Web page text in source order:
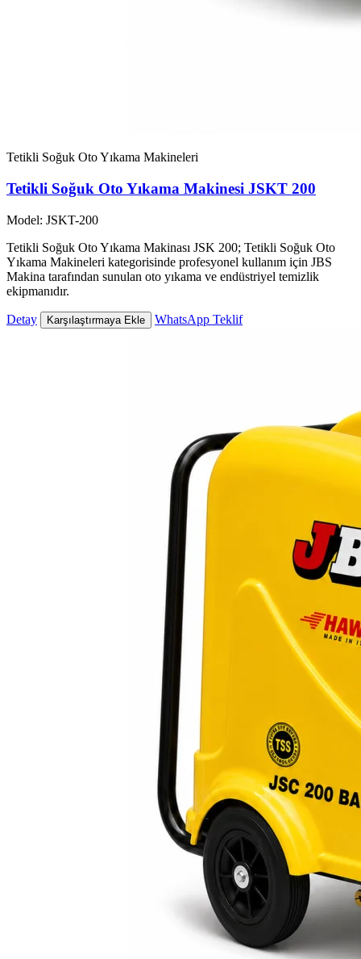
Tetikli Soğuk Oto Yıkama Makineleri
Tetikli Soğuk Oto Yıkama Makinesi JSKT 200
Model: JSKT-200
Tetikli Soğuk Oto Yıkama Makinası JSK 200; Tetikli Soğuk Oto
Yıkama Makineleri kategorisinde profesyonel kullanım için JBS
Makina tarafından sunulan oto yıkama ve endüstriyel temizlik
ekipmanıdır.
Detay Karşılaştırmaya Ekle WhatsApp Teklif